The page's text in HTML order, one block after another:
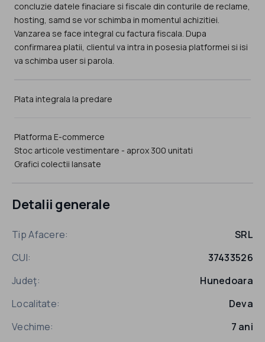
concluzie datele finaciare si fiscale din conturile de reclame,
hosting, samd se vor schimba in momentul achizitiei.
Vanzarea se face integral cu factura fiscala. Dupa
confirmarea platii, clientul va intra in posesia platformei si isi
Plata integrala la predare
Platforma E-commerce
Stoc articole vestimentare - aprox 300 unitati
Grafici colectii lansate
Detalii generale
Tip Afacere:
SRL
CUI:
37433526
Judeţ:
Hunedoara
Localitate:
Deva
Vechime:
7 ani